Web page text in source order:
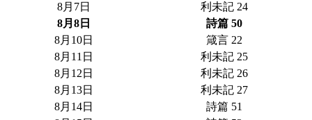
8月7日
利未記 24
8月8日
詩篇 50
8月10日
箴言 22
8月11日
利未記 25
8月12日
利未記 26
8月13日
利未記 27
8月14日
詩篇 51